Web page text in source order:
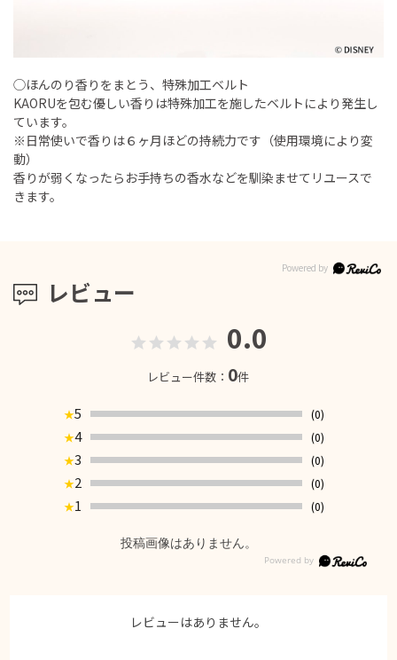
◯ほんのり香りをまとう、特殊加工ベルト
KAORUを包む優しい香りは特殊加工を施したベルトにより発生し
ています。
※日常使いで香りは６ヶ月ほどの持続力です（使用環境により変
動）
香りが弱くなったらお手持ちの香水などを馴染ませてリユースで
きます。
レビュー
0.0
レビュー件数： 0件
★5
(0)
★4
(0)
★3
(0)
★2
(0)
★1 (0)
投稿画像はありません。
レビューはありません。